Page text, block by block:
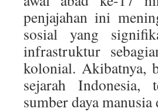
penjajahan ini
sosial yang
infrastruktur
kolonial. Akibatnya,
sejarah Indonesia,
sumber daya manusia